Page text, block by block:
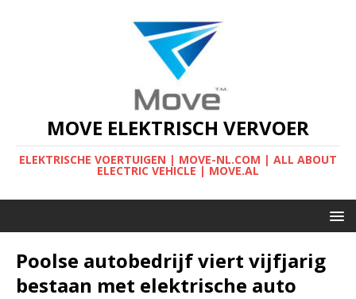
MOVE ELEKTRISCH VERVOER
ELEKTRISCHE VOERTUIGEN | MOVE-NL.COM | ALL ABOUT
ELECTRIC VEHICLE | MOVE.AL
Poolse autobedrijf viert vijfjarig
bestaan met elektrische auto